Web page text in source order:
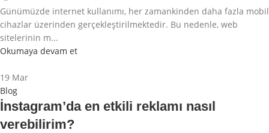
Günümüzde internet kullanımı, her zamankinden daha fazla mobil
cihazlar üzerinden gerçekleştirilmektedir. Bu nedenle, web
sitelerinin m...
Okumaya devam et
19 Mar
Blog
İnstagram’da en etkili reklamı nasıl
verebilirim?